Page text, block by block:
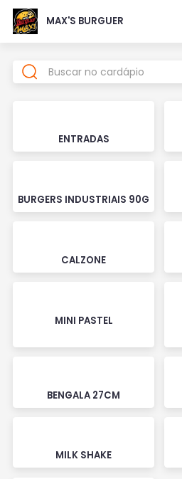
MAX'S BURGUER
ENTRADAS
BURGERS INDUSTRIAIS 90G
CALZONE
MINI PASTEL
BENGALA 27CM
MILK SHAKE